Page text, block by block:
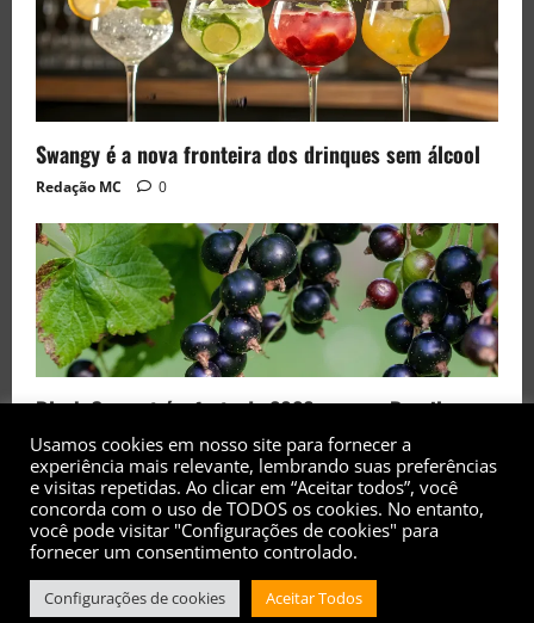
Swangy é a nova fronteira dos drinques sem álcool
Redação MC 0
Black Currant é a fruta de 2026 rara no Brasil
Redação MC 0
Copyright© 2017 - 2026 - Todos os direitos
Usamos cookies em nosso site para fornecer a
experiência mais relevante, lembrando suas preferências
e visitas repetidas. Ao clicar em “Aceitar todos”, você
concorda com o uso de TODOS os cookies. No entanto,
você pode visitar "Configurações de cookies" para
fornecer um consentimento controlado.
Configurações de cookies Aceitar Todos